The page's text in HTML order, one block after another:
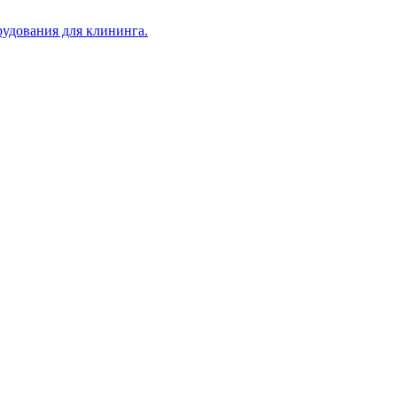
для клининга.